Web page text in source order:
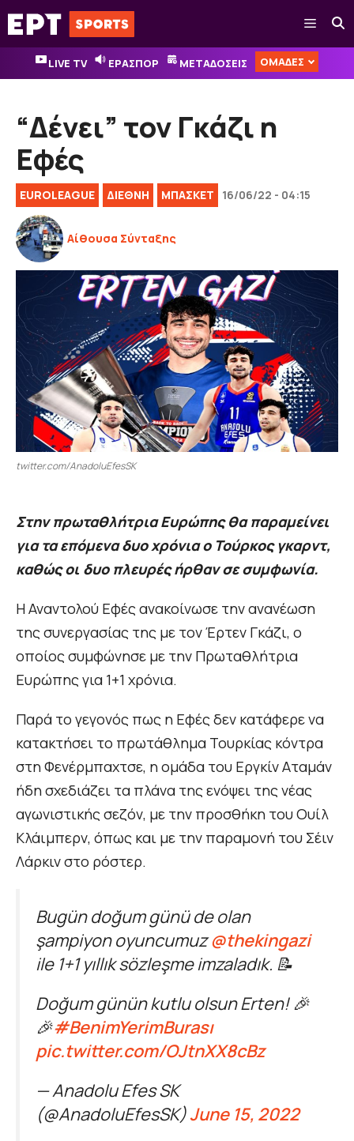
Μετάβαση
σε
περιεχόμενο
Μενού
LIVE TV ΕΡΑΣΠΟΡ ΜΕΤΑΔΟΣΕΙΣ ΟΜΑΔΕΣ
“Δένει” τον Γκάζι η
Εφές
EUROLEAGUE ΔΙΕΘΝΉ ΜΠΑΣΚΕΤ 16/06/22 - 04:15
Αίθουσα Σύνταξης
twitter.com/AnadoluEfesSK
Στην πρωταθλήτρια Ευρώπης θα παραμείνει
για τα επόμενα δυο χρόνια ο Τούρκος γκαρντ,
καθώς οι δυο πλευρές ήρθαν σε συμφωνία.
Η Αναντολού Εφές ανακοίνωσε την ανανέωση
της συνεργασίας της με τον Έρτεν Γκάζι, ο
οποίος συμφώνησε με την Πρωταθλήτρια
Ευρώπης για 1+1 χρόνια.
Παρά το γεγονός πως η Εφές δεν κατάφερε να
κατακτήσει το πρωτάθλημα Τουρκίας κόντρα
στη Φενέρμπαχτσε, η ομάδα του Εργκίν Αταμάν
ήδη σχεδιάζει τα πλάνα της ενόψει της νέας
αγωνιστικής σεζόν, με την προσθήκη του Ουίλ
Κλάιμπερν, όπως και με την παραμονή του Σέιν
Λάρκιν στο ρόστερ.
Bugün doğum günü de olan
şampiyon oyuncumuz@thekingazi
ile 1+1 yıllık sözleşme imzaladık. 📝
Doğum günün kutlu olsun Erten! 🎉
🎉#BenimYerimBurası
pic.twitter.com/OJtnXX8cBz
— Anadolu Efes SK
(@AnadoluEfesSK)June 15, 2022